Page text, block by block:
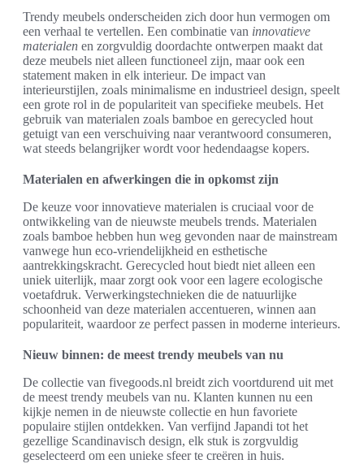
Trendy meubels onderscheiden zich door hun vermogen om
een verhaal te vertellen. Een combinatie van innovatieve
materialen en zorgvuldig doordachte ontwerpen maakt dat
deze meubels niet alleen functioneel zijn, maar ook een
statement maken in elk interieur. De impact van
interieurstijlen, zoals minimalisme en industrieel design, speelt
een grote rol in de populariteit van specifieke meubels. Het
gebruik van materialen zoals bamboe en gerecycled hout
getuigt van een verschuiving naar verantwoord consumeren,
wat steeds belangrijker wordt voor hedendaagse kopers.
Materialen en afwerkingen die in opkomst zijn
De keuze voor innovatieve materialen is cruciaal voor de
ontwikkeling van de nieuwste meubels trends. Materialen
zoals bamboe hebben hun weg gevonden naar de mainstream
vanwege hun eco-vriendelijkheid en esthetische
aantrekkingskracht. Gerecycled hout biedt niet alleen een
uniek uiterlijk, maar zorgt ook voor een lagere ecologische
voetafdruk. Verwerkingstechnieken die de natuurlijke
schoonheid van deze materialen accentueren, winnen aan
populariteit, waardoor ze perfect passen in moderne interieurs.
Nieuw binnen: de meest trendy meubels van nu
De collectie van fivegoods.nl breidt zich voortdurend uit met
de meest trendy meubels van nu. Klanten kunnen nu een
kijkje nemen in de nieuwste collectie en hun favoriete
populaire stijlen ontdekken. Van verfijnd Japandi tot het
gezellige Scandinavisch design, elk stuk is zorgvuldig
geselecteerd om een unieke sfeer te creëren in huis.